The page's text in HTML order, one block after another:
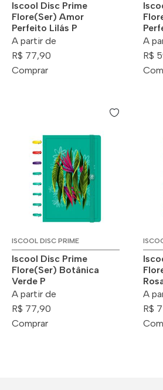
Iscool Disc Prime
Flore(Ser) Amor
Perfeito Lilás P
A partir de
R$ 77,90
Comprar
A
R$
ISCOOL DISC PRIME
Iscool Disc Prime
Flore(Ser) Botânica
Verde P
A partir de
R$ 77,90
Comprar
A
R$